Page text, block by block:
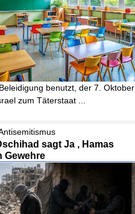
Beleidigung benutzt, der 7. Oktober
zum Täterstaat ...
sagt Ja , Hamas
Gewehre